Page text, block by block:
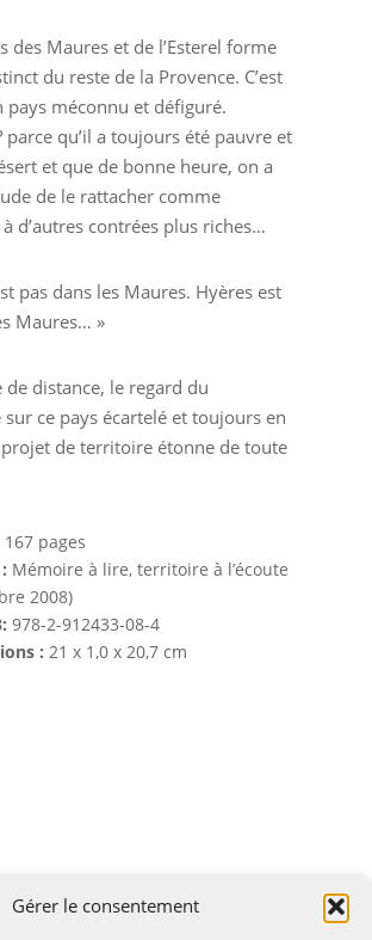
Gérer le consentement
des Maures et de l’Esterel forme
du reste de la Provence. C’est
pays méconnu et défiguré.
parce qu’il a toujours été pauvre et
et que de bonne heure, on a
de le rattacher comme
d’autres contrées plus riches…
pas dans les Maures. Hyères est
Maures… »
de distance, le regard du
sur ce pays écartelé et toujours en
de territoire étonne de toute
167 pages
Mémoire à lire, territoire à l’écoute
2008)
978-2-912433-08-4
: 21 x 1,0 x 20,7 cm